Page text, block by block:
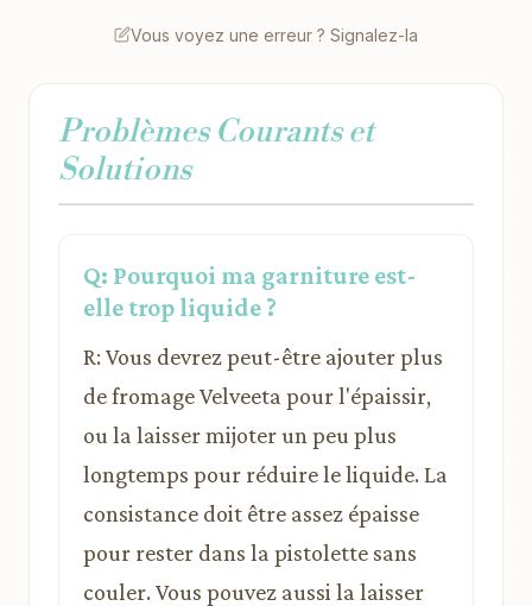
Vous voyez une erreur ? Signalez-la
Problèmes Courants et
Solutions
Q: Pourquoi ma garniture est-
elle trop liquide ?
R: Vous devrez peut-être ajouter plus
de fromage Velveeta pour l'épaissir,
ou la laisser mijoter un peu plus
longtemps pour réduire le liquide. La
consistance doit être assez épaisse
pour rester dans la pistolette sans
couler. Vous pouvez aussi la laisser